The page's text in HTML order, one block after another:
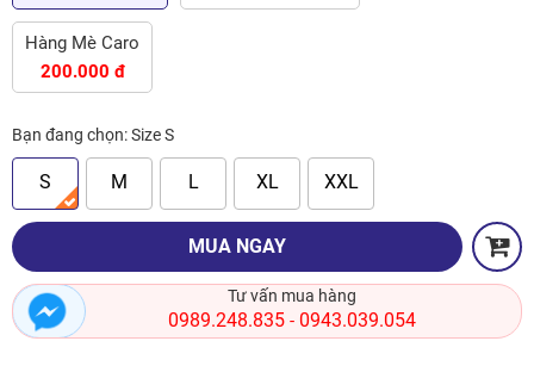
Hàng Mè Caro
200.000 đ
Bạn đang chọn:Size S
S M L XL XXL
MUA NGAY
Tư vấn mua hàng
0989.248.835- 0943.039.054